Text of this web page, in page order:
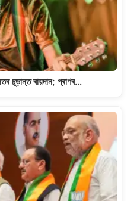
চূড়ান্ত ৰায়দান; প্ৰাণৰ…